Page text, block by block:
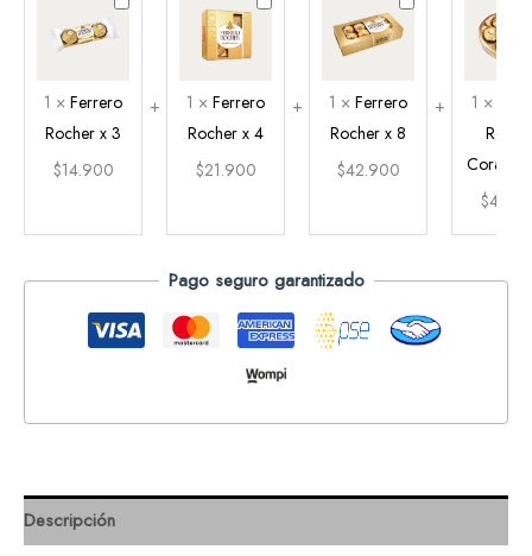
Rocher
3
1 × Ferrero
Rocher x 3
$14.900
4
1 × Ferrero
Rocher x 4
$21.900
Rocher
8
1 × Ferrero
Rocher x 8
$42.900
1 ×
$
Pago seguro garantizado
Descripción